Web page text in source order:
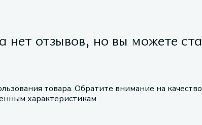
нет отзывов, но вы можете
товара. Обратите внимание на
характеристикам